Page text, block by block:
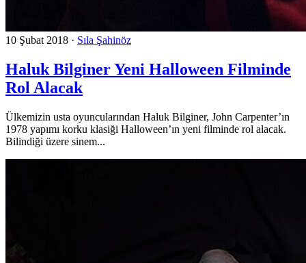
10 Şubat 2018 · Sıla Şahinöz
Haluk Bilginer Yeni Halloween Filminde
Rol Alacak
Ülkemizin usta oyuncularından Haluk Bilginer, John Carpenter’ın
1978 yapımı korku klasiği Halloween’ın yeni filminde rol alacak.
Bilindiği üzere sinem...